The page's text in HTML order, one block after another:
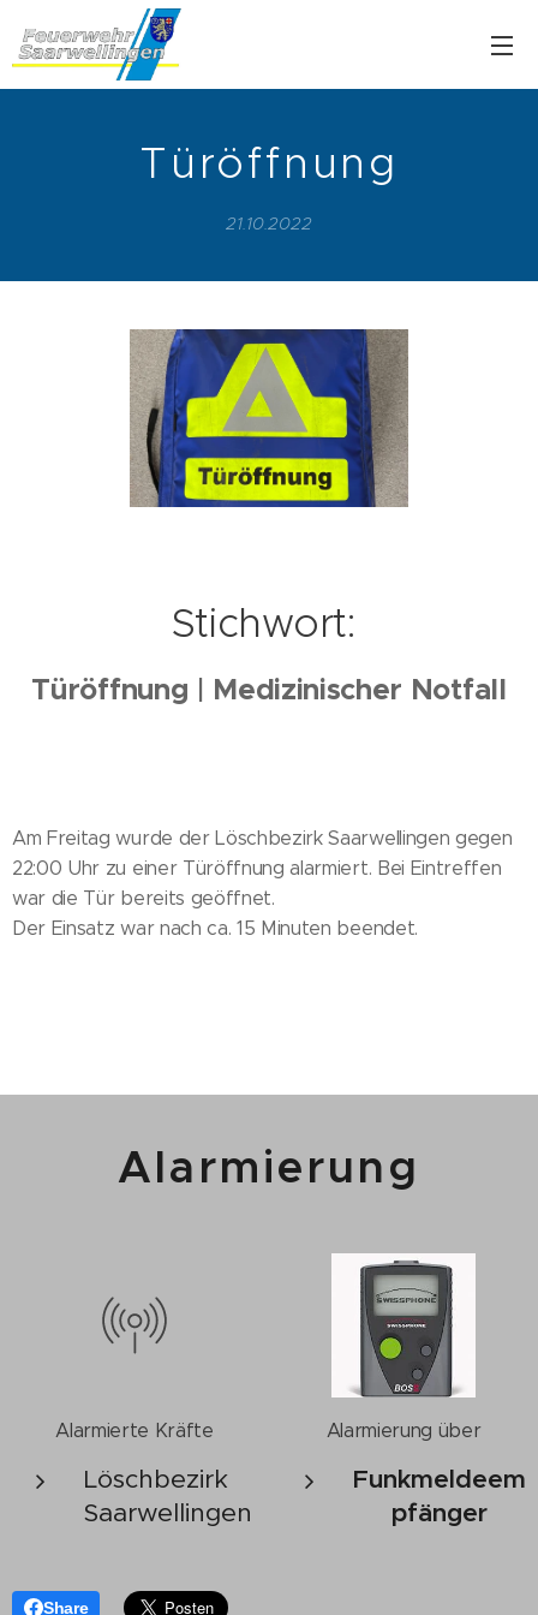
Türöffnung
21.10.2022
Stichwort:
Türöffnung | Medizinischer Notfall
Am Freitag wurde der Löschbezirk Saarwellingen gegen
22:00 Uhr zu einer Türöffnung alarmiert. Bei Eintreffen
war die Tür bereits geöffnet.
Der Einsatz war nach ca. 15 Minuten beendet.
Alarmierung
Alarmierte Kräfte
Löschbezirk
Saarwellingen
Alarmierung über
Funkmeldeem
pfänger
Share